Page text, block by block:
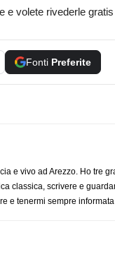
e volete rivederle
Fonti Preferite
e vivo ad Arezzo. Ho tre
classica, scrivere e
e tenermi sempre informata